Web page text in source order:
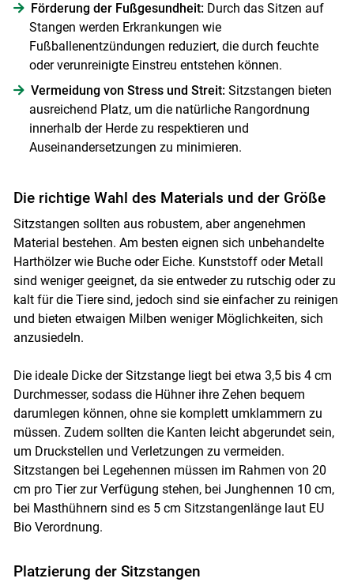
Förderung der Fußgesundheit:Durch das Sitzen auf
Stangen werden Erkrankungen wie
Fußballenentzündungen reduziert, die durch feuchte
oder verunreinigte Einstreu entstehen können.
Vermeidung von Stress und Streit:Sitzstangen bieten
ausreichend Platz, um die natürliche Rangordnung
innerhalb der Herde zu respektieren und
Auseinandersetzungen zu minimieren.
Die richtige Wahl des Materials und der Größe
Sitzstangen sollten aus robustem, aber angenehmen
Material bestehen. Am besten eignen sich unbehandelte
Harthölzer wie Buche oder Eiche. Kunststoff oder Metall
sind weniger geeignet, da sie entweder zu rutschig oder zu
kalt für die Tiere sind, jedoch sind sie einfacher zu reinigen
und bieten etwaigen Milben weniger Möglichkeiten, sich
anzusiedeln.
Die ideale Dicke der Sitzstange liegt bei etwa 3,5 bis 4 cm
Durchmesser, sodass die Hühner ihre Zehen bequem
darumlegen können, ohne sie komplett umklammern zu
müssen. Zudem sollten die Kanten leicht abgerundet sein,
um Druckstellen und Verletzungen zu vermeiden.
Sitzstangen bei Legehennen müssen im Rahmen von 20
cm pro Tier zur Verfügung stehen, bei Junghennen 10 cm,
bei Masthühnern sind es 5 cm Sitzstangenlänge laut EU
Bio Verordnung.
Platzierung der Sitzstangen